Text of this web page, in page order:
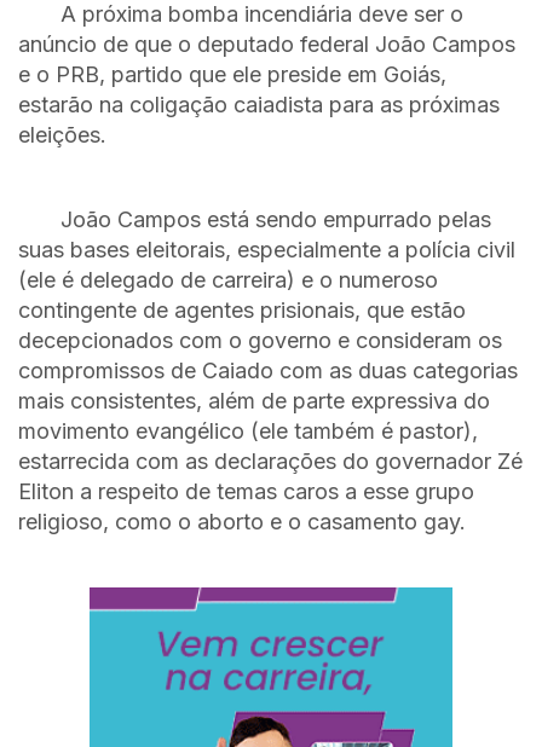
A próxima bomba incendiária deve ser o
anúncio de que o deputado federal João Campos
e o PRB, partido que ele preside em Goiás,
estarão na coligação caiadista para as próximas
eleições.
João Campos está sendo empurrado pelas
suas bases eleitorais, especialmente a polícia civil
(ele é delegado de carreira) e o numeroso
contingente de agentes prisionais, que estão
decepcionados com o governo e consideram os
compromissos de Caiado com as duas categorias
mais consistentes, além de parte expressiva do
movimento evangélico (ele também é pastor),
estarrecida com as declarações do governador Zé
Eliton a respeito de temas caros a esse grupo
religioso, como o aborto e o casamento gay.